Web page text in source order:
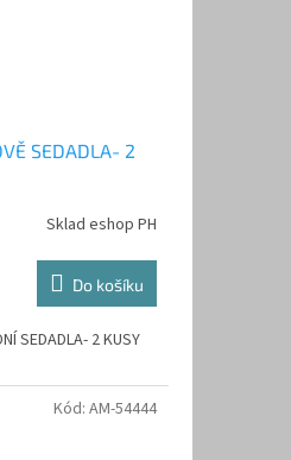
SEDADLA- 2
Sklad eshop PH
Do košíku
SEDADLA- 2 KUSY
Kód: AM-54444